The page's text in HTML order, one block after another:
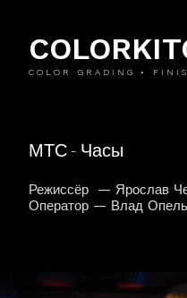
COLOR GRADING •
МТС - Часы
Режиссёр — Ярослав
Оператор — Влад